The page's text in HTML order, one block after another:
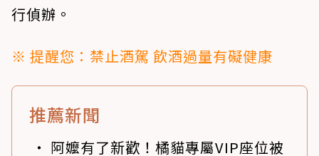
行偵辦。
※ 提醒您：禁止酒駕 飲酒過量有礙健康
推薦新聞
阿嬤有了新歡！橘貓專屬VIP座位被